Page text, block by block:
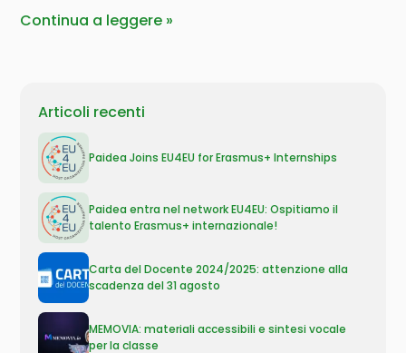
Continua a leggere
Articoli recenti
Paidea Joins EU4EU for Erasmus+ Internships
Paidea entra nel network EU4EU: Ospitiamo il
talento Erasmus+ internazionale!
Carta del Docente 2024/2025: attenzione alla
scadenza del 31 agosto
MEMOVIA: materiali accessibili e sintesi vocale
per la classe